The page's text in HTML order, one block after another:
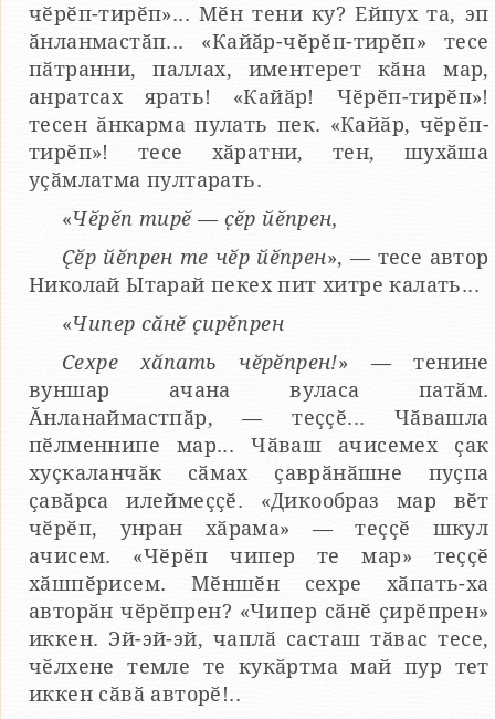
чӗрӗп-тирӗп»... Мӗн тени ку? Ейпух та, эп
ӑнланмастӑп... «Кайӑр-чӗрӗп-тирӗп» тесе
пӑтранни, паллах, иментерет кӑна мар,
анратсах ярать! «Кайӑр! Чӗрӗп-тирӗп»!
тесен ӑнкарма пулать пек. «Кайӑр, чӗрӗп-
тирӗп»! тесе хӑратни, тен, шухӑша
уҫӑмлатма пултарать.
«Чӗрӗп тирӗ — ҫӗр йӗпрен,
Ҫӗр йӗпрен те чӗр йӗпрен», — тесе автор
Николай Ытарай пекех пит хитре калать...
«Чипер сӑнӗ ҫирӗпрен
Сехре хӑпать чӗрӗпрен!» — тенине
вуншар ачана вуласа патӑм.
Ӑнланаймастпӑр, — теҫҫӗ... Чӑвашла
пӗлменнипе мар... Чӑваш ачисемех ҫак
хуҫкаланчӑк сӑмах ҫаврӑнӑшне пуҫпа
ҫавӑрса илеймеҫҫӗ. «Дикообраз мар вӗт
чӗрӗп, унран хӑрама» — теҫҫӗ шкул
ачисем. «Чӗрӗп чипер те мар» теҫҫӗ
хӑшпӗрисем. Мӗншӗн сехре хӑпать-ха
авторӑн чӗрӗпрен? «Чипер сӑнӗ ҫирӗпрен»
иккен. Эй-эй-эй, чаплӑ састаш тӑвас тесе,
чӗлхене темле те кукӑртма май пур тет
иккен сӑвӑ авторӗ!..